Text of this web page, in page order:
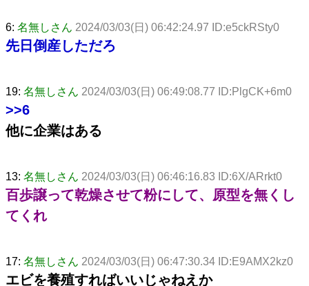
6: 名無しさん 2024/03/03(日) 06:42:24.97 ID:e5ckRSty0
先日倒産しただろ
19: 名無しさん 2024/03/03(日) 06:49:08.77 ID:PlgCK+6m0
>>6
他に企業はある
13: 名無しさん 2024/03/03(日) 06:46:16.83 ID:6X/ARrkt0
百歩譲って乾燥させて粉にして、原型を無くし
てくれ
17: 名無しさん 2024/03/03(日) 06:47:30.34 ID:E9AMX2kz0
エビを養殖すればいいじゃねえか